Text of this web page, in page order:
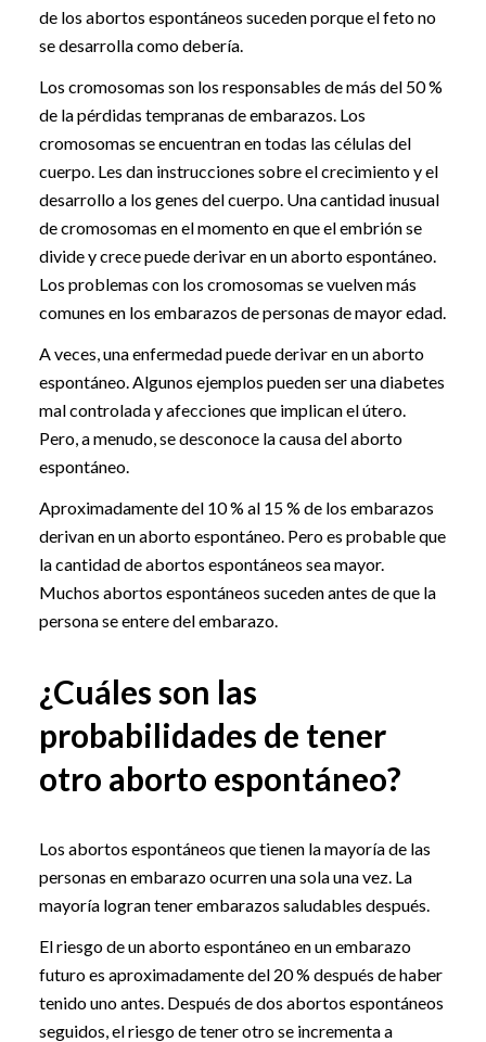
de los abortos espontáneos suceden porque el feto no
se desarrolla como debería.
Los cromosomas son los responsables de más del 50 %
de la pérdidas tempranas de embarazos. Los
cromosomas se encuentran en todas las células del
cuerpo. Les dan instrucciones sobre el crecimiento y el
desarrollo a los genes del cuerpo. Una cantidad inusual
de cromosomas en el momento en que el embrión se
divide y crece puede derivar en un aborto espontáneo.
Los problemas con los cromosomas se vuelven más
comunes en los embarazos de personas de mayor edad.
A veces, una enfermedad puede derivar en un aborto
espontáneo. Algunos ejemplos pueden ser una diabetes
mal controlada y afecciones que implican el útero.
Pero, a menudo, se desconoce la causa del aborto
espontáneo.
Aproximadamente del 10 % al 15 % de los embarazos
derivan en un aborto espontáneo. Pero es probable que
la cantidad de abortos espontáneos sea mayor.
Muchos abortos espontáneos suceden antes de que la
persona se entere del embarazo.
¿Cuáles son las
probabilidades de tener
otro aborto espontáneo?
Los abortos espontáneos que tienen la mayoría de las
personas en embarazo ocurren una sola una vez. La
mayoría logran tener embarazos saludables después.
El riesgo de un aborto espontáneo en un embarazo
futuro es aproximadamente del 20 % después de haber
tenido uno antes. Después de dos abortos espontáneos
seguidos, el riesgo de tener otro se incrementa a